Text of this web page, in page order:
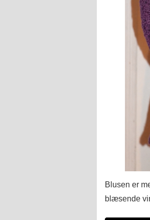
Blusen er
blæsende